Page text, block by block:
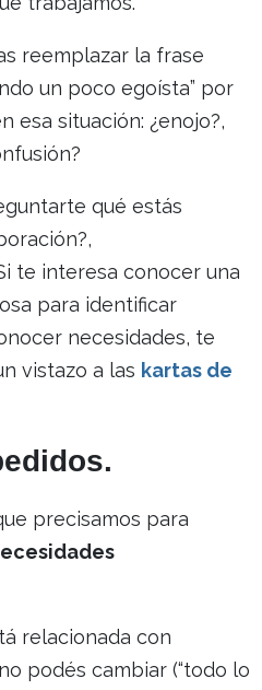
reemplazar la frase
un poco egoísta” por
esa situación: ¿enojo?,
qué estás
te interesa conocer una
para identificar
necesidades, te
vistazo a las kartas de
precisamos para
relacionada con
podés cambiar (“todo lo